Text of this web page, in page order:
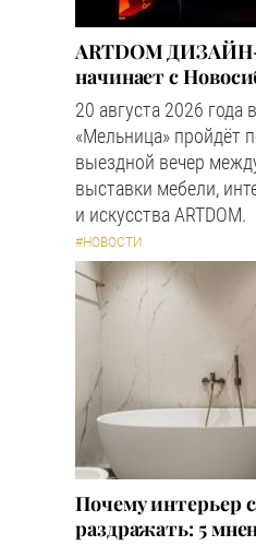
ARTDOM
начинает с
20 августа 2026 года
«Мельница» пройдёт
выездной вечер
выставки мебели,
и искусства ARTDOM.
#НОВОСТИ
Почему интерьер
раздражать: 5